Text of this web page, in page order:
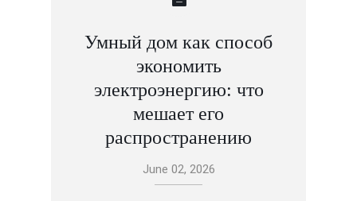
Умный дом как способ
экономить
электроэнергию: что
мешает его
распространению
June 02, 2026